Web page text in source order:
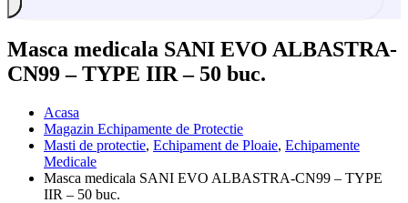
Masca medicala SANI EVO ALBASTRA-
CN99 – TYPE IIR – 50 buc.
Acasa
Magazin Echipamente de Protectie
Masti de protectie, Echipament de Ploaie, Echipamente
Medicale
Masca medicala SANI EVO ALBASTRA-CN99 – TYPE
IIR – 50 buc.